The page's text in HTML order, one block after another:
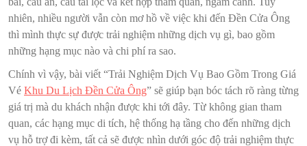
nhiên, nhiều người vẫn còn mơ hồ về việc khi đến Đền Cửa Ông
thì mình thực sự được trải nghiệm những dịch vụ gì, bao gồm
những hạng mục nào và chi phí ra sao.
Chính vì vậy, bài viết “Trải Nghiệm Dịch Vụ Bao Gồm Trong Giá
Vé Khu Du Lịch Đền Cửa Ông” sẽ giúp bạn bóc tách rõ ràng từng
giá trị mà du khách nhận được khi tới đây. Từ không gian tham
quan, các hạng mục di tích, hệ thống hạ tầng cho đến những dịch
vụ hỗ trợ đi kèm, tất cả sẽ được nhìn dưới góc độ trải nghiệm thực